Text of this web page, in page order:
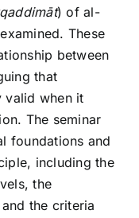
) of al-
These
between
that
valid when it
The seminar
foundations and
including the
the
the criteria